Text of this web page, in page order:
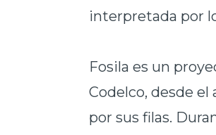
interpretada por
Fosila es un
Codelco, desde
por sus filas.